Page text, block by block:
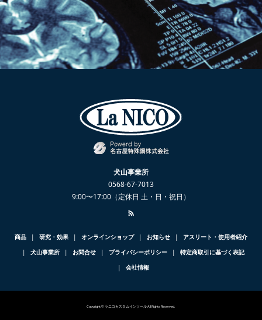
犬山事業所
0568-67-7013
9:00〜17:00（定休日 土・日・祝日）
商品 研究・効果 オンラインショップ お知らせ
アスリート・使用者紹介
犬山事業所
お問合せ プライバシーポリシー
特定商取引に基づく表記
会社情報
Copyright © ラニコカスタムインソール All Rights Reserved.